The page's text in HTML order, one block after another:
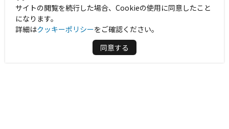
サイトの閲覧を続行した場合、Cookieの使用に同意したこと
になります。
詳細はクッキーポリシーをご確認ください。
同意する